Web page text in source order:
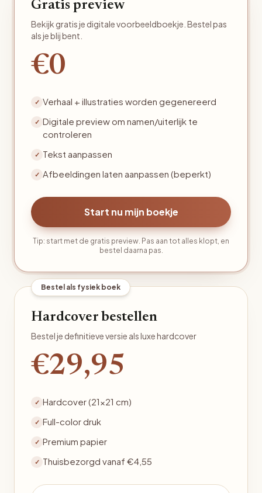
Gratis preview
Bekijk gratis je digitale voorbeeldboekje. Bestel pas
als je blij bent.
€0
✓ Verhaal + illustraties worden gegenereerd
✓ Digitale preview om namen/uiterlijk te
controleren
✓ Tekst aanpassen
✓ Afbeeldingen laten aanpassen (beperkt)
Start nu mijn boekje
Tip: start met de gratis preview. Pas aan tot alles klopt, en
bestel daarna pas.
Bestel als fysiek boek
Hardcover bestellen
Bestel je definitieve versie als luxe hardcover
€29,95
✓ Hardcover (21×21 cm)
✓ Full-color druk
✓ Premium papier
✓ Thuisbezorgd vanaf €4,55